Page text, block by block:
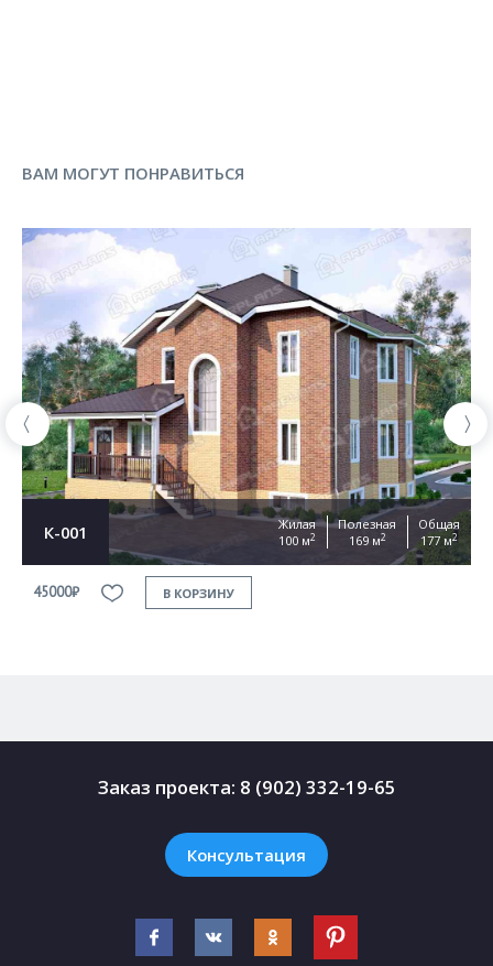
ВАМ МОГУТ ПОНРАВИТЬСЯ
К-001
Жилая
100 м2
Полезная
169 м2
Общая
177 м2
45000₽ В КОРЗИНУ
Заказ проекта: 8 (902) 332-19-65
Консультация